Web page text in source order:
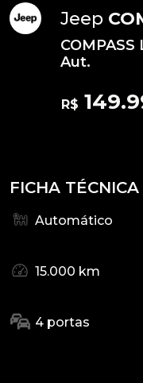
Jeep
Aut.
R$
FICHA TÉCNICA
Automático
15.000 km
4 portas